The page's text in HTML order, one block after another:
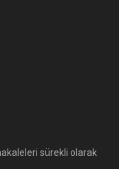
sürekli olarak